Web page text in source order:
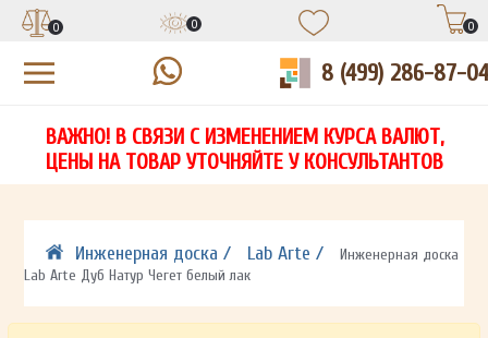
НА
СВЯЖЕТСЯ С ВАМИ В ТЕЧЕНИЕ 15 МИНУТ
ЗАПОЛНИТЕ ФОРМУ И НАШ МЕНЕДЖЕР
СВЯЖЕТСЯ С ВАМИ В ТЕЧЕНИЕ 15 МИНУТ
ЗАПОЛНИТЕ ФОРМУ И НАШ МЕНЕДЖЕР
СВЯЖЕТСЯ С ВАМИ В ТЕЧЕНИЕ 15 МИНУТ
0 0 0
8 (499) 286-87-04
ВАЖНО! В СВЯЗИ С ИЗМЕНЕНИЕМ КУРСА ВАЛЮТ,
ЦЕНЫ НА ТОВАР УТОЧНЯЙТЕ У КОНСУЛЬТАНТОВ
Инженерная доска / Lab Arte /
Инженерная доска
Lab Arte Дуб Натур Чегет белый лак